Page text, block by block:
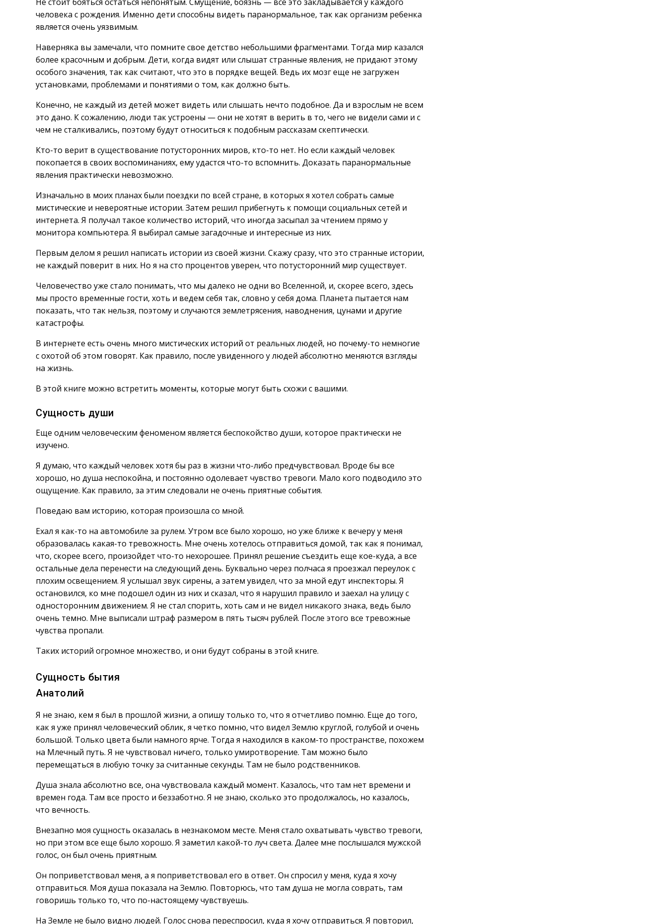
человека с рождения. Именно дети способны видеть паранормальное, так как организм ребенка
является очень уязвимым.
Наверняка вы замечали, что помните свое детство небольшими фрагментами. Тогда мир казался
более красочным и добрым. Дети, когда видят или слышат странные явления, не придают этому
особого значения, так как считают, что это в порядке вещей. Ведь их мозг еще не загружен
установками, проблемами и понятиями о том, как должно быть.
Конечно, не каждый из детей может видеть или слышать нечто подобное. Да и взрослым не всем
это дано. К сожалению, люди так устроены — они не хотят в верить в то, чего не видели сами и с
чем не сталкивались, поэтому будут относиться к подобным рассказам скептически.
Кто-то верит в существование потусторонних миров, кто-то нет. Но если каждый человек
покопается в своих воспоминаниях, ему удастся что-то вспомнить. Доказать паранормальные
явления практически невозможно.
Изначально в моих планах были поездки по всей стране, в которых я хотел собрать самые
мистические и невероятные истории. Затем решил прибегнуть к помощи социальных сетей и
интернета. Я получал такое количество историй, что иногда засыпал за чтением прямо у
монитора компьютера. Я выбирал самые загадочные и интересные из них.
Первым делом я решил написать истории из своей жизни. Скажу сразу, что это странные истории,
не каждый поверит в них. Но я на сто процентов уверен, что потусторонний мир существует.
Человечество уже стало понимать, что мы далеко не одни во Вселенной, и, скорее всего, здесь
мы просто временные гости, хоть и ведем себя так, словно у себя дома. Планета пытается нам
показать, что так нельзя, поэтому и случаются землетрясения, наводнения, цунами и другие
катастрофы.
В интернете есть очень много мистических историй от реальных людей, но почему-то немногие
с охотой об этом говорят. Как правило, после увиденного у людей абсолютно меняются взгляды
на жизнь.
В этой книге можно встретить моменты, которые могут быть схожи с вашими.
Сущность души
Еще одним человеческим феноменом является беспокойство души, которое практически не
изучено.
Я думаю, что каждый человек хотя бы раз в жизни что-либо предчувствовал. Вроде бы все
хорошо, но душа неспокойна, и постоянно одолевает чувство тревоги. Мало кого подводило это
ощущение. Как правило, за этим следовали не очень приятные события.
Поведаю вам историю, которая произошла со мной.
Ехал я как-то на автомобиле за рулем. Утром все было хорошо, но уже ближе к вечеру у меня
образовалась какая-то тревожность. Мне очень хотелось отправиться домой, так как я понимал,
что, скорее всего, произойдет что-то нехорошее. Принял решение съездить еще кое-куда, а все
остальные дела перенести на следующий день. Буквально через полчаса я проезжал переулок с
плохим освещением. Я услышал звук сирены, а затем увидел, что за мной едут инспекторы. Я
остановился, ко мне подошел один из них и сказал, что я нарушил правило и заехал на улицу с
односторонним движением. Я не стал спорить, хоть сам и не видел никакого знака, ведь было
очень темно. Мне выписали штраф размером в пять тысяч рублей. После этого все тревожные
чувства пропали.
Таких историй огромное множество, и они будут собраны в этой книге.
Сущность бытия
Анатолий
Я не знаю, кем я был в прошлой жизни, а опишу только то, что я отчетливо помню. Еще до того,
как я уже принял человеческий облик, я четко помню, что видел Землю круглой, голубой и очень
большой. Только цвета были намного ярче. Тогда я находился в каком-то пространстве, похожем
на Млечный путь. Я не чувствовал ничего, только умиротворение. Там можно было
перемещаться в любую точку за считанные секунды. Там не было родственников.
Душа знала абсолютно все, она чувствовала каждый момент. Казалось, что там нет времени и
времен года. Там все просто и беззаботно. Я не знаю, сколько это продолжалось, но казалось,
что вечность.
Внезапно моя сущность оказалась в незнакомом месте. Меня стало охватывать чувство тревоги,
но при этом все еще было хорошо. Я заметил какой-то луч света. Далее мне послышался мужской
голос, он был очень приятным.
Он поприветствовал меня, а я поприветствовал его в ответ. Он спросил у меня, куда я хочу
отправиться. Моя душа показала на Землю. Повторюсь, что там душа не могла соврать, там
говоришь только то, что по-настоящему чувствуешь.
На Земле не было видно людей. Голос снова переспросил, куда я хочу отправиться. Я повторил,